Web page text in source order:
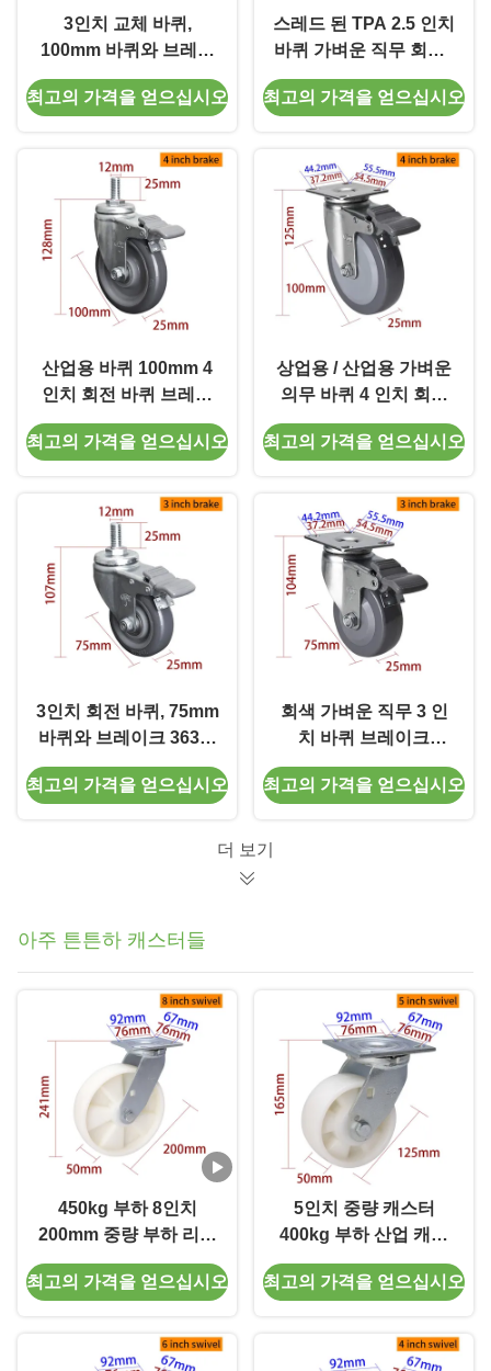
3인치 교체 바퀴,
100mm 바퀴와 브레이
크 3713P-57
최고의 가격을 얻으십시오
스레드 된 TPA 2.5 인치
바퀴 가벼운 직무 회전 /
브레이크 유형
최고의 가격을 얻으십시오
산업용 바퀴 100mm 4
인치 회전 바퀴 브레이
크
최고의 가격을 얻으십시오
상업용 / 산업용 가벼운
의무 바퀴 4 인치 회전
바퀴
최고의 가격을 얻으십시오
3인치 회전 바퀴, 75mm
바퀴와 브레이크 363S-
76
최고의 가격을 얻으십시오
회색 가벼운 직무 3 인
치 바퀴 브레이크
RoHS 승인
최고의 가격을 얻으십시오
더 보기
아주 튼튼하 캐스터들
450kg 부하 8인치
200mm 중량 부하 리스
터 바퀴 브레이크 738-
26
최고의 가격을 얻으십시오
5인치 중량 캐스터
400kg 부하 산업 캐스
터 바퀴 125mm
최고의 가격을 얻으십시오